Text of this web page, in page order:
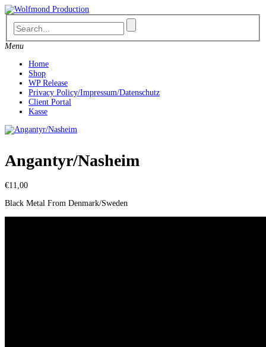
Skip
to
content
Menu
Home
Shop
WP Release
Privacy Policy/Impressum/Datenschutz
Client Portal
Kasse
Angantyr/Nasheim
€11,00
Black Metal From Denmark/Sweden